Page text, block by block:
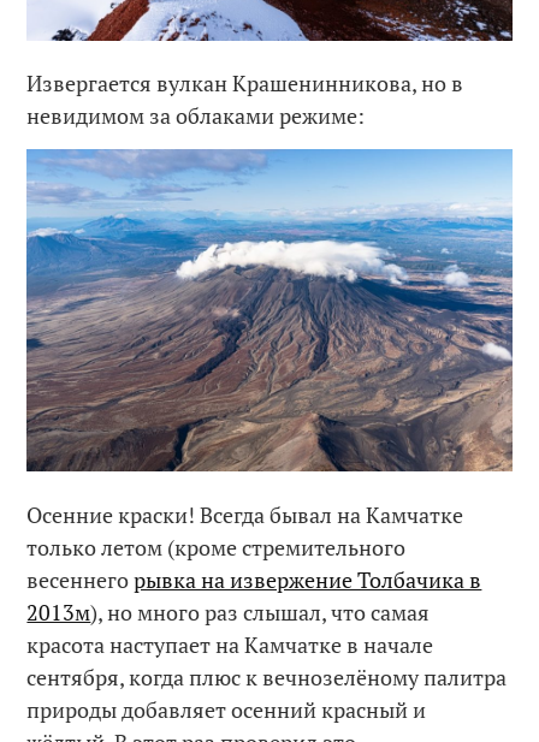
Извергается вулкан Крашенинникова, но в
невидимом за облаками режиме:
Осенние краски! Всегда бывал на Камчатке
только летом (кроме стремительного
весеннегорывка на извержение Толбачика в
2013м), но много раз слышал, что самая
красота наступает на Камчатке в начале
сентября, когда плюс к вечнозелёному палитра
природы добавляет осенний красный и